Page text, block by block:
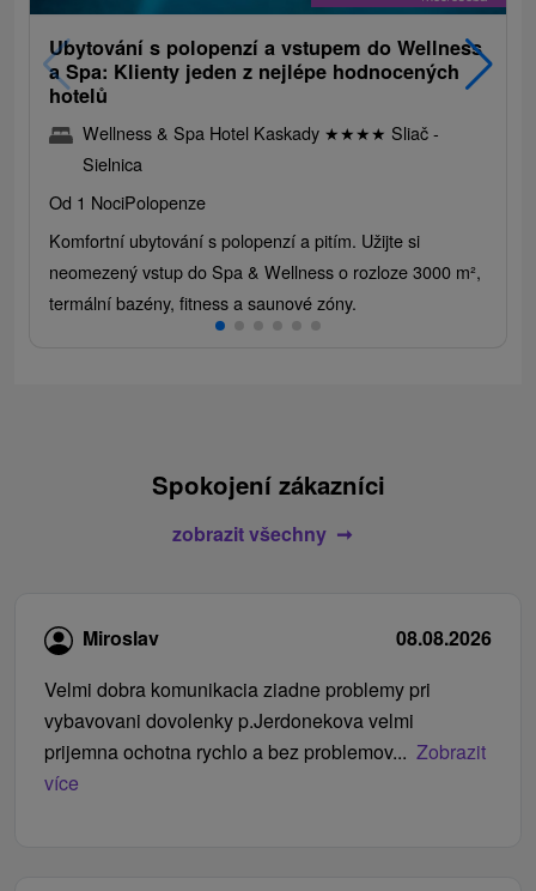
Ubytování s polopenzí a vstupem do Wellness
a Spa: Klienty jeden z nejlépe hodnocených
hotelů
Wellness & Spa Hotel Kaskady ★★★★ Sliač -
Sielnica
Od 1 NociPolopenze
Komfortní ubytování s polopenzí a pitím. Užijte si
neomezený vstup do Spa & Wellness o rozloze 3000 m²,
termální bazény, fitness a saunové zóny.
Spokojení zákazníci
zobrazit všechny
Miroslav
08.08.2026
Velmi dobra komunikacia ziadne problemy pri
vybavovani dovolenky p.Jerdonekova velmi
prijemna ochotna rychlo a bez problemov... Zobrazit
více